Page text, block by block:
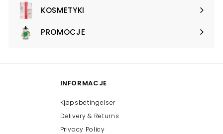
submenuKOSMETYKI
Expand
submenuPROMOCJE
Expand
INFORMACJE
Kjøpsbetingelser
Delivery & Returns
Privacy Policy